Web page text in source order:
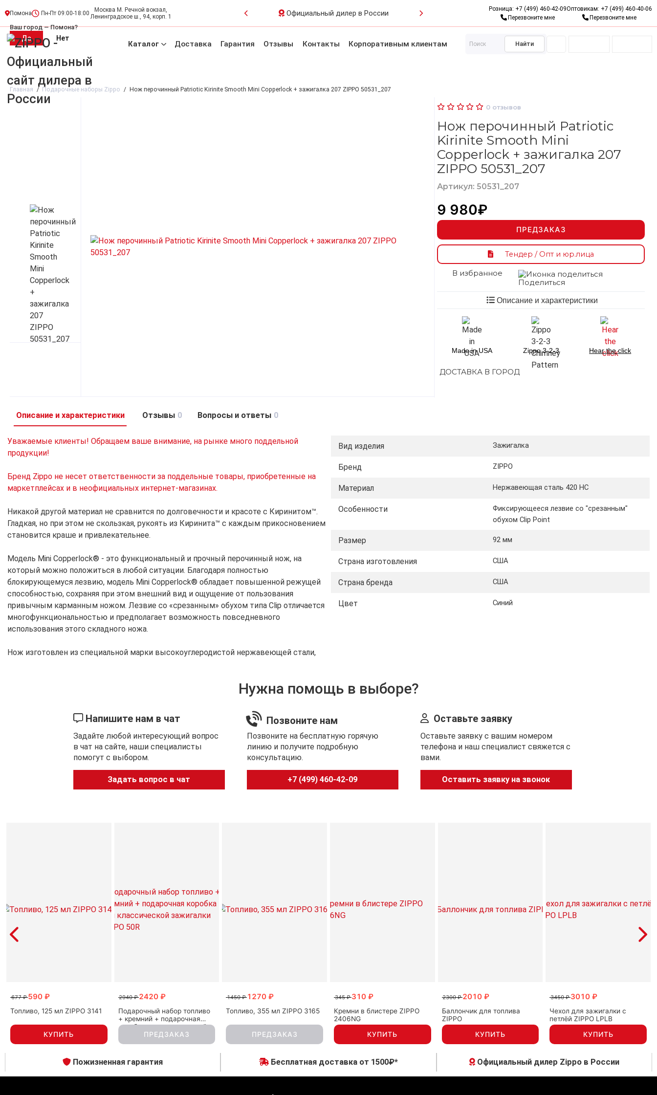
Помона
Ваш город —Помона?
Пн-Пт 09:00-18:00
Москва М. Речной вокзал,
Ленинградское ш., 94, корп. 1
Официальный дилер в России Пожизненная гарантия Оптовикам: +7 (499) 460-40-06
Перезвоните мне
Розница: +7 (499) 460-42-09
Перезвоните мне
Каталог Доставка Гарантия Отзывы Контакты Корпоративным клиентам Найти
Новинки 🔥
Главная Подарочные наборы Zippo Нож перочинный Patriotic Kirinite Smooth Mini Copperlock + зажигалка 207 ZIPPO 50531_207
0 отзывов
Нож перочинный Patriotic
Kirinite Smooth Mini
Copperlock + зажигалка 207
ZIPPO 50531_207
Артикул: 50531_207
9 980₽
ПРЕДЗАКАЗ
Тендер / Опт и юр.лица
В избранное
Поделиться
Описание и характеристики
Made in USA Zippo 3-2-3 Hear the click
ДОСТАВКА В ГОРОД
Описание и характеристики Отзывы 0 Вопросы и ответы 0
Уважаемые клиенты! Обращаем ваше внимание, на рынке много поддельной
продукции!
Бренд Zippo не несет ответственности за поддельные товары, приобретенные на
маркетплейсах и в неофициальных интернет-магазинах.
Никакой другой материал не сравнится по долговечности и красоте с Киринитом™.
Гладкая, но при этом не скользкая, рукоять из Киринита™ с каждым прикосновением
становится краше и привлекательнее.
Модель Mini Copperlock® - это функциональный и прочный перочинный нож, на
который можно положиться в любой ситуации. Благодаря полностью
блокирующемуся лезвию, модель Mini Copperlock® обладает повышенной режущей
способностью, сохраняя при этом внешний вид и ощущение от пользования
привычным карманным ножом. Лезвие со «срезанным» обухом типа Clip отличается
многофункциональностью и предполагает возможность повседневного
использования этого складного ножа.
Нож изготовлен из специальной марки высокоуглеродистой нержавеющей стали,
• Нержавеющая сталь 420 HC
• Эмблема Zippo®
• Фиксирующееся лезвие со "срезанным" обухом Clip Point
Вид изделия Зажигалка
Бренд ZIPPO
Материал Нержавеющая сталь 420 HC
Особенности
Фиксирующееся лезвие со "срезанным"
обухом Clip Point
Размер 92 мм
Страна изготовления США
Страна бренда США
Цвет Синий
Нужна помощь в выборе?
Напишите нам в чат
Задайте любой интересующий вопрос
в чат на сайте, наши специалисты
помогут с выбором.
Задать вопрос в чат
Позвоните нам
Позвоните на бесплатную горячую
линию и получите подробную
консультацию.
+7 (499) 460-42-09
Оставьте заявку
Оставьте заявку с вашим номером
телефона и наш специалист свяжется с
вами.
Оставить заявку на звонок
677 ₽590 ₽
Топливо, 125 мл ZIPPO 3141
КУПИТЬ
2940 ₽2420 ₽
Подарочный набор топливо
+ кремний + подарочная
коробка для классической
зажигалки ZIPPO 50R
ПРЕДЗАКАЗ
1450 ₽1270 ₽
Топливо, 355 мл ZIPPO 3165
ПРЕДЗАКАЗ
345 ₽310 ₽
Кремни в блистере ZIPPO
2406NG
КУПИТЬ
2300 ₽2010 ₽
Баллончик для топлива
ZIPPO
КУПИТЬ
3450 ₽3010 ₽
Чехол для зажигалки с
петлёй ZIPPO LPLB
КУПИТЬ
Пожизненная гарантия Бесплатная доставка от 1500₽* Официальный дилер Zippo в России